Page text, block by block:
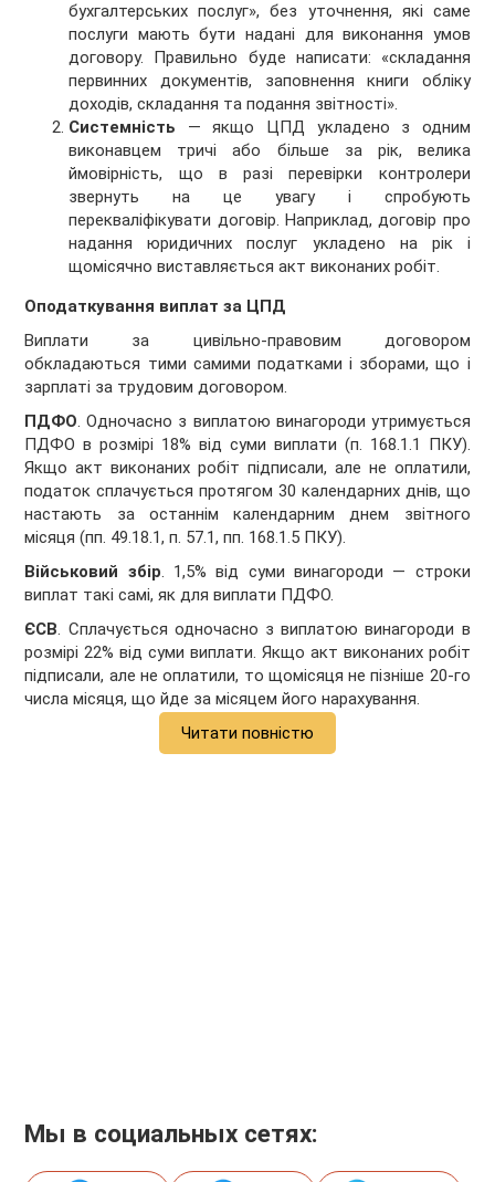
бухгалтерських послуг», без уточнення, які саме
послуги мають бути надані для виконання умов
договору. Правильно буде написати: «складання
первинних документів, заповнення книги обліку
доходів, складання та подання звітності».
Системність — якщо ЦПД укладено з одним
виконавцем тричі або більше за рік, велика
ймовірність, що в разі перевірки контролери
звернуть на це увагу і спробують
перекваліфікувати договір. Наприклад, договір про
надання юридичних послуг укладено на рік і
щомісячно виставляється акт виконаних робіт.
Оподаткування виплат за ЦПД
Виплати за цивільно-правовим договором
обкладаються тими самими податками і зборами, що і
зарплаті за трудовим договором.
ПДФО. Одночасно з виплатою винагороди утримується
ПДФО в розмірі 18% від суми виплати (п. 168.1.1 ПКУ).
Якщо акт виконаних робіт підписали, але не оплатили,
податок сплачується протягом 30 календарних днів, що
настають за останнім календарним днем ​​звітного
місяця (пп. 49.18.1, п. 57.1, пп. 168.1.5 ПКУ).
Військовий збір. 1,5% від суми винагороди — строки
виплат такі самі, як для виплати ПДФО.
ЄСВ. Сплачується одночасно з виплатою винагороди в
розмірі 22% від суми виплати. Якщо акт виконаних робіт
підписали, але не оплатили, то щомісяця не пізніше 20-го
числа місяця, що йде за місяцем його нарахування.
Читати повністю
Мы в социальных сетях: